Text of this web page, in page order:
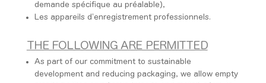
demande spécifique au préalable),
Les appareils d’enregistrement professionnels.
THE FOLLOWING ARE PERMITTED
As part of our commitment to sustainable
development and reducing packaging, we allow empty